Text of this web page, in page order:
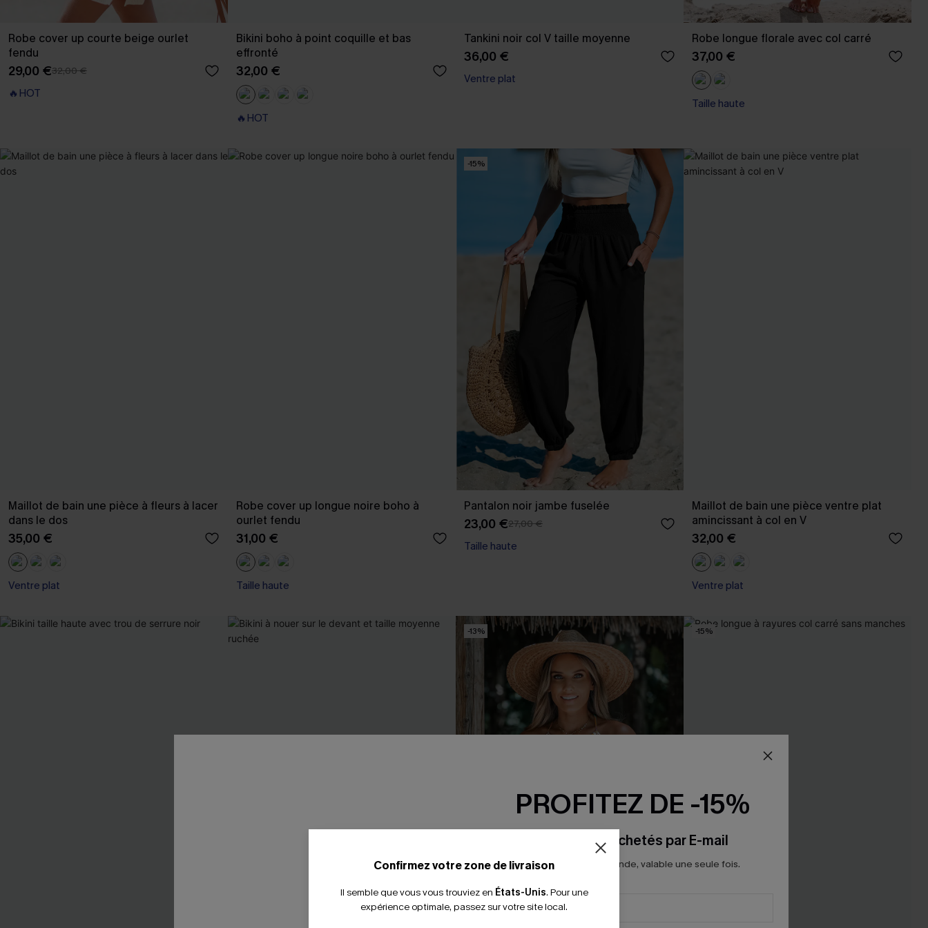
Robe cover up courte beige ourlet
fendu
29,00 €32,00 €
🔥HOT
Bikini boho à point coquille et bas
effronté
32,00 €
🔥HOT
Tankini noir col V taille moyenne
36,00 €
Ventre plat
Robe longue florale avec col carré
37,00 €
Taille haute
Maillot de bain une pièce à fleurs à lacer
dans le dos
35,00 €
Ventre plat
Robe cover up longue noire boho à
ourlet fendu
31,00 €
Taille haute
-15%
Pantalon noir jambe fuselée
23,00 €27,00 €
Taille haute
Maillot de bain une pièce ventre plat
amincissant à col en V
32,00 €
Ventre plat
-13% -15%
Confirmez votre zone de livraison
Il semble que vous vous trouviez en États-Unis. Pour une
expérience optimale, passez sur votre site local.
PROFITEZ DE -15%
-15% dès 2 Achetés par E-mail
*Un code par commande, valable une seule fois.